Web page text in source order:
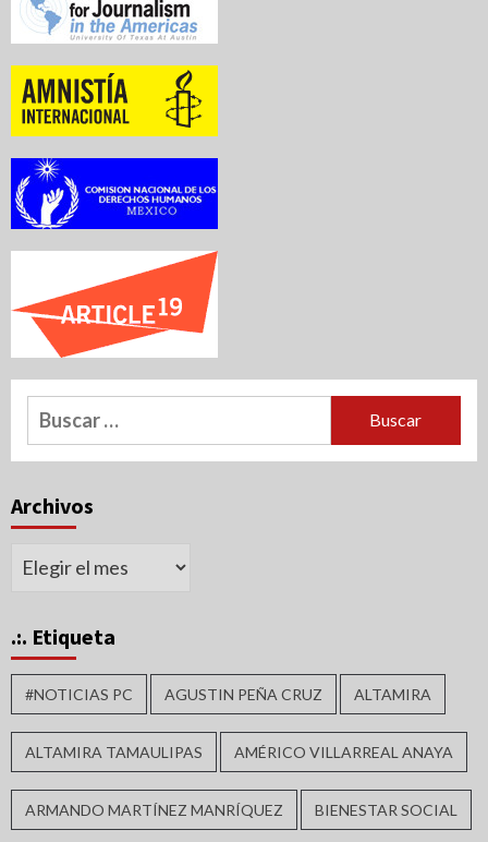
Buscar:
Archivos
Archivos
.:. Etiqueta
#NOTICIAS PC AGUSTIN PEÑA CRUZ ALTAMIRA
ALTAMIRA TAMAULIPAS AMÉRICO VILLARREAL ANAYA
ARMANDO MARTÍNEZ MANRÍQUEZ BIENESTAR SOCIAL